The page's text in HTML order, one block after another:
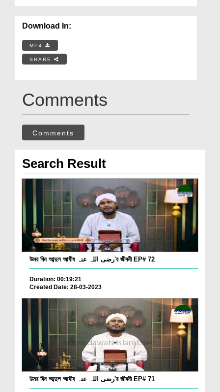
Download In:
MP4
SHARE
Comments
Comments
Search Result
উমর বিন আব্দুল আযীয رضی اللہ عنہ'র জীবনী EP# 72
Duration: 00:19:21
Created Date: 28-03-2023
উমর বিন আব্দুল আযীয رضی اللہ عنہ'র জীবনী EP# 71